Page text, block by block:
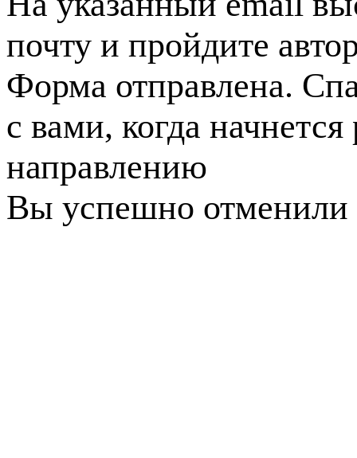
почту и пройдите
Форма отправлена.
с вами, когда
направлению
Вы успешно отменили